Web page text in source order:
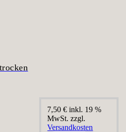
7,50€ inkl. 19 %
MwSt. zzgl.
Versandkosten